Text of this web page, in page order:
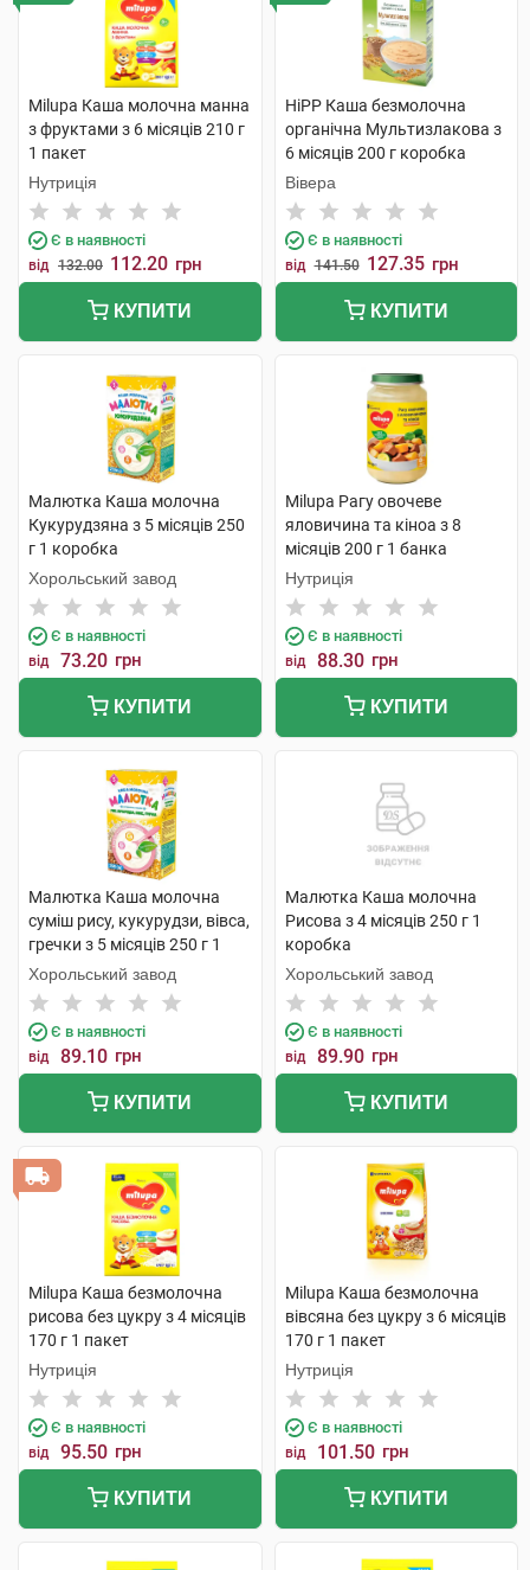
Milupa Каша молочна манна
з фруктами з 6 місяців 210 г
1 пакет
Нутриція
Є в наявності
від 132.00 112.20 грн
КУПИТИ
HiPP Каша безмолочна
органічна Мультизлакова з
6 місяців 200 г коробка
Вівера
Є в наявності
від 141.50 127.35 грн
КУПИТИ
Малютка Каша молочна
Кукурудзяна з 5 місяців 250
г 1 коробка
Хорольський завод
Є в наявності
від 73.20 грн
КУПИТИ
Milupa Рагу овочеве
яловичина та кіноа з 8
місяців 200 г 1 банка
Нутриція
Є в наявності
від 88.30 грн
КУПИТИ
Малютка Каша молочна
суміш рису, кукурудзи, вівса,
гречки з 5 місяців 250 г 1
коробка
Хорольський завод
Є в наявності
від 89.10 грн
КУПИТИ
Малютка Каша молочна
Рисова з 4 місяців 250 г 1
коробка
Хорольський завод
Є в наявності
від 89.90 грн
КУПИТИ
Milupa Каша безмолочна
рисова без цукру з 4 місяців
170 г 1 пакет
Нутриція
Є в наявності
від 95.50 грн
КУПИТИ
Milupa Каша безмолочна
вівсяна без цукру з 6 місяців
170 г 1 пакет
Нутриція
Є в наявності
від 101.50 грн
КУПИТИ